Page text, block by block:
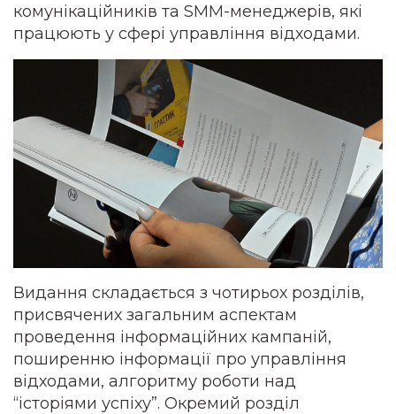
комунікаційників та SMM-менеджерів, які
працюють у сфері управління відходами.
Видання складається з чотирьох розділів,
присвячених загальним аспектам
проведення інформаційних кампаній,
поширенню інформації про управління
відходами, алгоритму роботи над
“історіями успіху”. Окремий розділ